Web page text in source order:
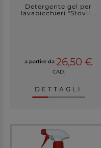
Detergente gel per
lavabicchieri "Stovil...
a partire da 26,50 €
CAD.
DETTAGLI